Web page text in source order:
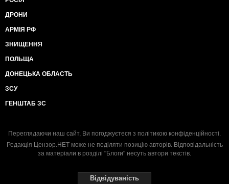
ДРОНИ
АРМІЯ РФ
ЗНИЩЕННЯ
ПОЛЬЩА
ДОНЕЦЬКА ОБЛАСТЬ
ЗСУ
ГЕНШТАБ ЗС
Переглядаючи наш сайт, Ви погоджуєтеся з політикою конфіденційності.
Редакція Цензор.НЕТ може не поділяти позицію авторів. Відповідальність
за матеріали в розділі "Блоги" несуть автори текстів.
Відвідуваність